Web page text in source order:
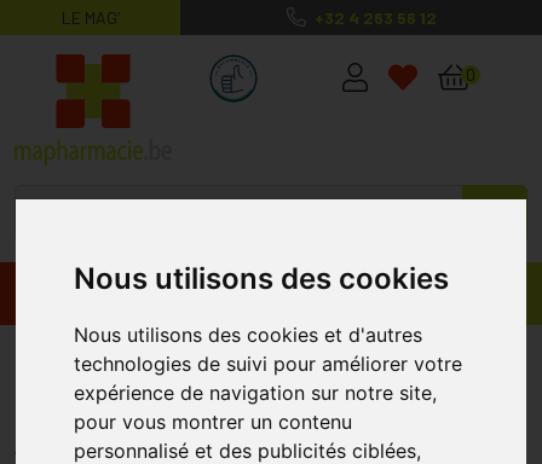
Nous utilisons des cookies
Nous utilisons des cookies et d'autres
technologies de suivi pour améliorer votre
expérience de navigation sur notre site,
pour vous montrer un contenu
personnalisé et des publicités ciblées,
LE MAG’ +32 4 263 56 12
MaPharmacie.be ma santé, mes
0
Promos Produits
Difrax Btob Pots De
Conservation 6 Pièces
DIFRAX